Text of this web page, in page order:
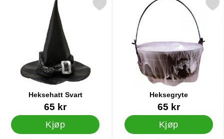
Heksehatt Svart
Varenummer 1374
65 kr
Kjøp
Merk heksehatt Svart som favoritt
Heksegryte
Varenummer 5118
65 kr
Kjøp
Merk heksegryte